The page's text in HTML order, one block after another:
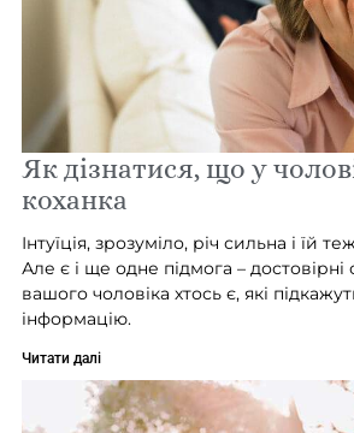
Як дізнатися, що у
коханка
Інтуїція, зрозуміло, річ сильна і їй
Але є і ще одне підмога –
вашого чоловіка хтось є, які
інформацію.
Читати далі